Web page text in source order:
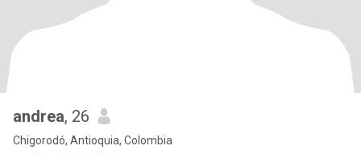
andrea, 26
Chigorodó, Antioquia, Colombia